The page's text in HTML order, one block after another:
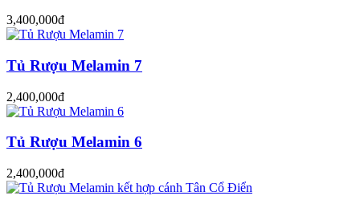
3,400,000đ
Tủ Rượu Melamin 7
2,400,000đ
Tủ Rượu Melamin 6
2,400,000đ